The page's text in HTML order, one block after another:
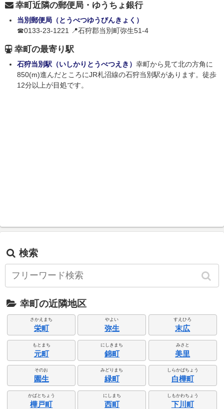
幸町近隣の郵便局・ゆうちょ銀行
当別郵便局（とうべつゆうびんきょく）
☎0133-23-1221 📍石狩郡当別町弥生51-4
幸町の最寄り駅
石狩当別駅（いしかりとうべつえき） 幸町から見て北の方角に
850(m)進んだところにJR札沼線の石狩当別駅があります。徒歩
12分以上が目処です。
検索
幸町の近隣地区
さかえまち
栄町
やよい
弥生
すえひろ
末広
もとまち
元町
にしきまち
錦町
みさと
美里
そのお
園生
みどりまち
緑町
しらかばちょう
白樺町
かばとちょう
樺戸町
にしまち
西町
しもかわちょう
下川町